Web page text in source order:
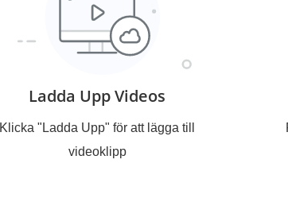
Ladda Upp Videos
Klicka "Ladda Upp" för att lägga till
videoklipp